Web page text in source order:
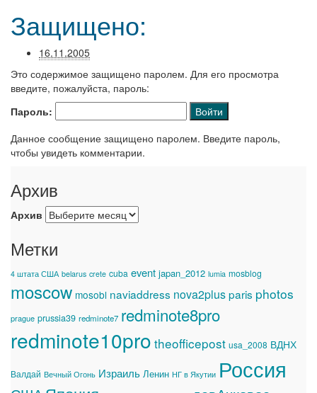
Защищено:
16.11.2005
Это содержимое защищено паролем. Для его просмотра
введите, пожалуйста, пароль:
Пароль:
Данное сообщение защищено паролем. Введите пароль,
чтобы увидеть комментарии.
Архив
Архив
Метки
4 штата США belarus crete cuba event japan_2012 lumia mosblog
moscow mosobl naviaddress nova2plusparis photos
prague prussia39 redminote7 redminote8pro
redminote10pro theofficepost usa_2008 ВДНХ
Валдай Вечный Огонь Израиль Ленин НГ в Якутии Россия